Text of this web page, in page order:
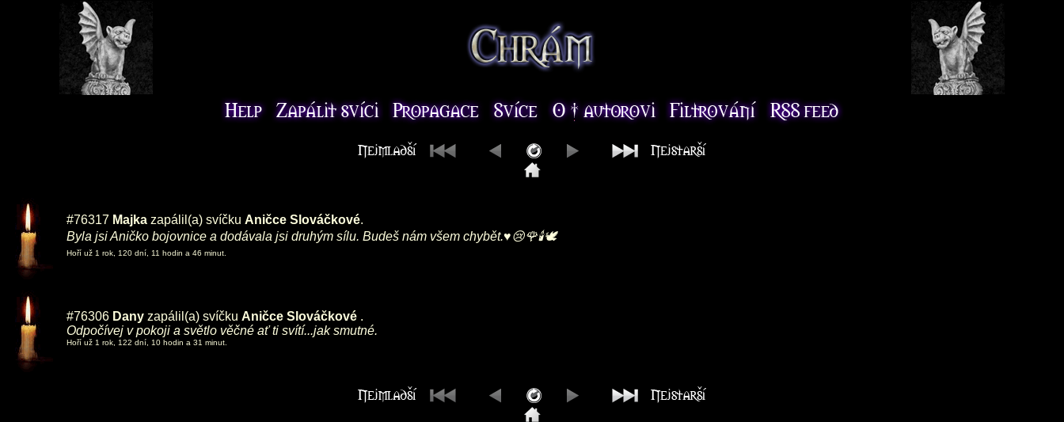
#76317 Majka zapálil(a) svíčku Aničce Slováčkové.
Byla jsi Aničko bojovnice a dodávala jsi druhým sílu. Budeš nám všem chybět.♥️😢🌹🕯🕊
Hoří už 1 rok, 120 dní, 11 hodin a 46 minut.
#76306 Dany zapálil(a) svíčku Aničce Slováčkové .
Odpočívej v pokoji a světlo věčné ať ti svítí...jak smutné.
Hoří už 1 rok, 122 dní, 10 hodin a 31 minut.